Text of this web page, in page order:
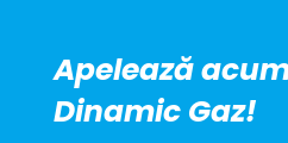
Apelează
Dinamic Gaz!